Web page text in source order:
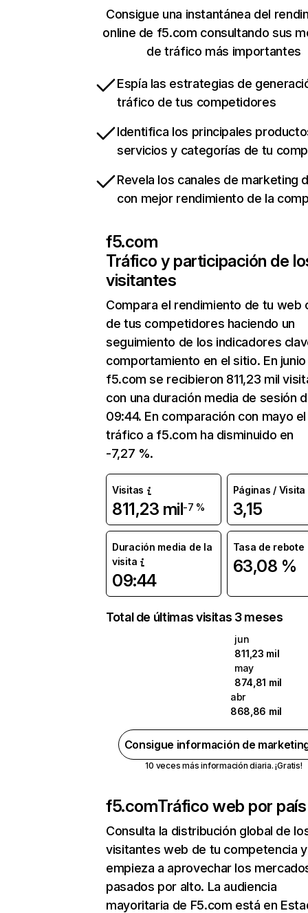
Consigue una instantánea del
online de f5.com consultando sus
de tráfico más importantes
Espía las estrategias de
tráfico de tus competidores
Identifica los principales
servicios y categorías de tu
Revela los canales de marketing
con mejor rendimiento de la
f5.com
Tráfico y participación de
visitantes
Compara el rendimiento de tu web
de tus competidores haciendo un
seguimiento de los indicadores
comportamiento en el sitio. En junio
f5.com se recibieron 811,23 mil
con una duración media de sesión
09:44. En comparación con mayo el
tráfico a f5.com ha disminuido en
-7,27 %.
Visitas
811,23 mil-7 %
Páginas / Visita
3,15
Duración media de la
visita
09:44
Tasa de rebote
63,08 %
Total de últimas visitas 3 meses
jun
811,23 mil
may
874,81 mil
abr
868,86 mil
Consigue información de
10 veces más información diaria. ¡Gratis!
f5.comTráfico web por país
Consulta la distribución global de
visitantes web de tu competencia y
empieza a aprovechar los
pasados por alto. La audiencia
mayoritaria de F5.com está en